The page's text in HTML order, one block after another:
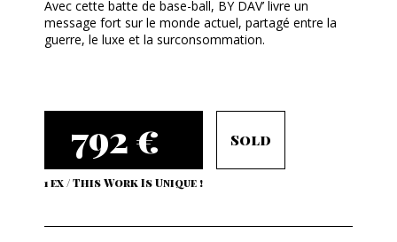
Avec cette batte de base-ball, BY DAV’ livre un
message fort sur le monde actuel, partagé entre la
guerre, le luxe et la surconsommation.
792 €
1 ex / This Work Is Unique !
Sold